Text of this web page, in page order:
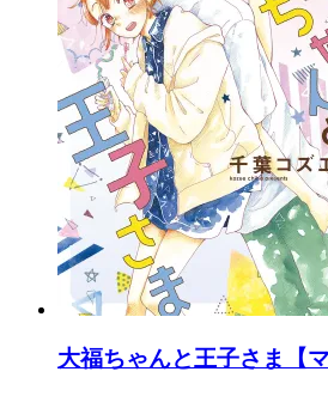
大福ちゃんと王子さま【